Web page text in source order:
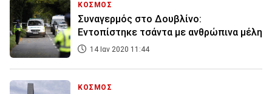
ΚΟΣΜΟΣ
Συναγερμός στο Δουβλίνο:
Εντοπίστηκε τσάντα με ανθρώπινα μέλη
14 Ιαν 2020 11:44
ΚΟΣΜΟΣ